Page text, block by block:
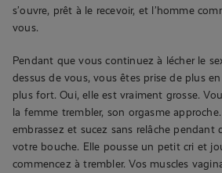
s’ouvre, prêt à le recevoir, et l’homme
vous.
Pendant que vous continuez à lécher le
dessus de vous, vous êtes prise de plus
plus fort. Oui, elle est vraiment grosse.
la femme trembler, son orgasme
embrassez et sucez sans relâche pendant
votre bouche. Elle pousse un petit cri et
commencez à trembler. Vos muscles